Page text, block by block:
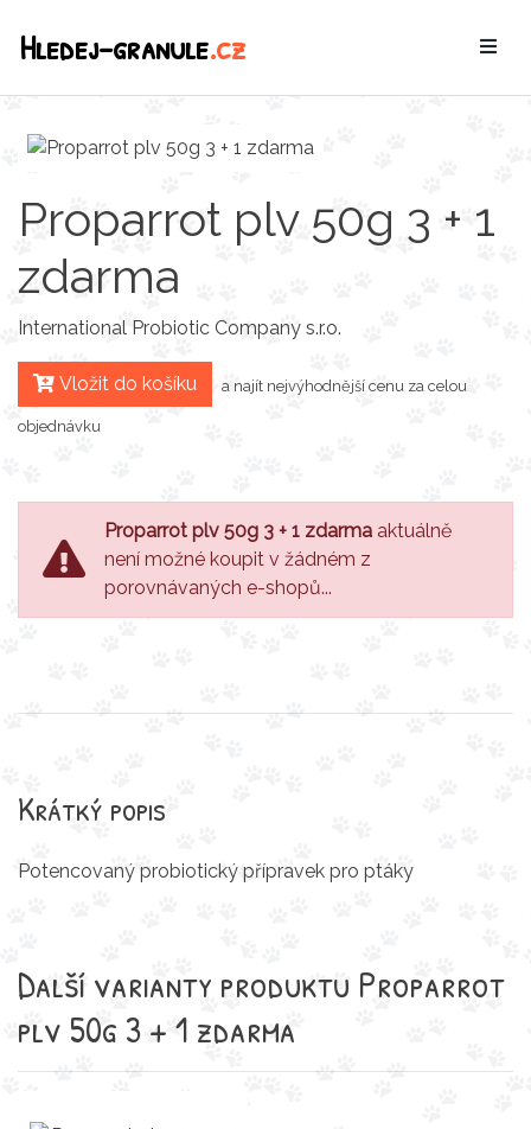
Hledej-granule.cz
Proparrot plv 50g 3 + 1
zdarma
International Probiotic Company s.r.o.
Vložit do košíku a najít nejvýhodnější cenu za celou
objednávku
Proparrot plv 50g 3 + 1 zdarma aktuálně
není možné koupit v žádném z
porovnávaných e-shopů...
Krátký popis
Potencovaný probiotický přípravek pro ptáky
Další varianty produktu Proparrot
plv 50g 3 + 1 zdarma